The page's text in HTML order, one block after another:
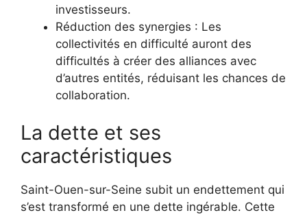
investisseurs.
Réduction des synergies : Les
collectivités en difficulté auront des
difficultés à créer des alliances avec
d’autres entités, réduisant les chances de
collaboration.
La dette et ses
caractéristiques
Saint-Ouen-sur-Seine subit un endettement qui
s’est transformé en une dette ingérable. Cette